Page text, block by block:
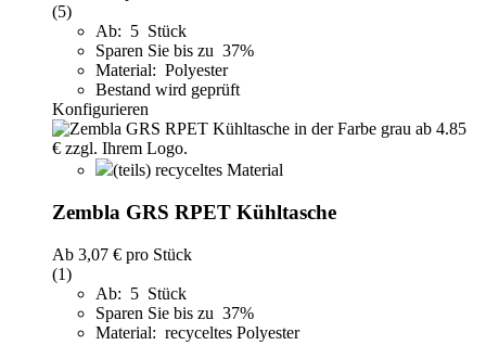
(5)
Ab: 5 Stück
Sparen Sie bis zu 37%
Material: Polyester
Bestand wird geprüft
Konfigurieren
(teils) recyceltes Material
Zembla GRS RPET Kühltasche
Ab 3,07 € pro Stück
(1)
Ab: 5 Stück
Sparen Sie bis zu 37%
Material: recyceltes Polyester